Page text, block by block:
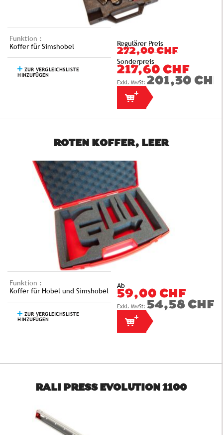
Funktion :
Koffer für Simshobel
ZUR VERGLEICHSLISTE
HINZUFÜGEN
Regulärer Preis
272,00 CHF
Sonderpreis
217,60 CHF
201,30 CHF
ROTEN KOFFER, LEER
Funktion :
Koffer für Hobel und Simshobel
ZUR VERGLEICHSLISTE
HINZUFÜGEN
Ab
59,00 CHF
54,58 CHF
RALI PRESS EVOLUTION 1100